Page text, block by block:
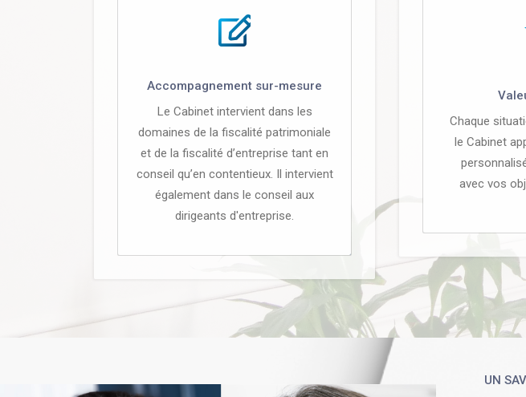
Accompagnement sur-mesure
Le Cabinet intervient dans les
domaines de la fiscalité patrimoniale
et de la fiscalité d’entreprise tant en
conseil qu’en contentieux. Il intervient
également dans le conseil aux
dirigeants d'entreprise.
Chaque
le Cabinet
avec vos
UN